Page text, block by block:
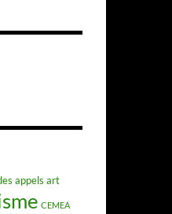
appels art
CEMEA